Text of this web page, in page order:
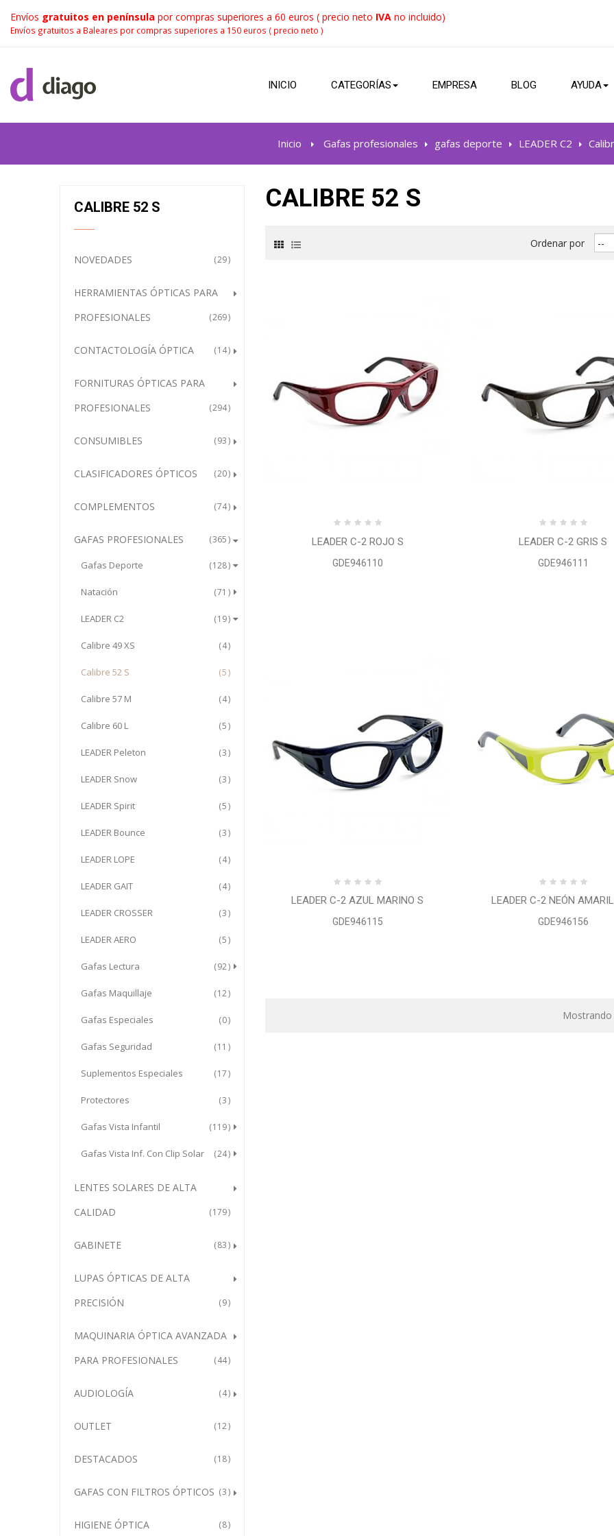
Envíos gratuitos en península por compras superiores a 60 euros ( precio neto IVA no incluido)
Envíos gratuitos a Baleares por compras superiores a 150 euros ( precio neto )
INICIO CATEGORÍAS EMPRESA BLOG AYUDA
Inicio > Gafas profesionales > gafas deporte > LEADER C2 >
CALIBRE 52 S
NOVEDADES 29
HERRAMIENTAS ÓPTICAS PARA
PROFESIONALES
269
CONTACTOLOGÍA ÓPTICA 14
FORNITURAS ÓPTICAS PARA
PROFESIONALES
294
CONSUMIBLES 93
CLASIFICADORES ÓPTICOS 20
COMPLEMENTOS 74
GAFAS PROFESIONALES 365
Gafas Deporte 128
Natación 71
LEADER C2 19
Calibre 49 XS 4
Calibre 52 S 5
Calibre 57 M 4
Calibre 60 L 5
LEADER Peleton 3
LEADER Snow 3
LEADER Spirit 5
LEADER Bounce 3
LEADER LOPE 4
LEADER GAIT 4
LEADER CROSSER 3
LEADER AERO 5
Gafas Lectura 92
Gafas Maquillaje 12
Gafas Especiales 0
Gafas Seguridad 11
Suplementos Especiales 17
Protectores 3
Gafas Vista Infantil 119
Gafas Vista Inf. Con Clip Solar 24
LENTES SOLARES DE ALTA
CALIDAD
179
GABINETE 83
LUPAS ÓPTICAS DE ALTA
PRECISIÓN
9
MAQUINARIA ÓPTICA AVANZADA
PARA PROFESIONALES
44
AUDIOLOGÍA 4
OUTLET 12
DESTACADOS 18
GAFAS CON FILTROS ÓPTICOS 3
HIGIENE ÓPTICA 8
CALIBRE 52 S
Ordenar por
LEADER C-2 ROJO S
GDE946110
LEADER C-2 GRIS S
GDE946111
LEADER C-2 AZUL MARINO S
GDE946115
LEADER C-2 NEÓN
GDE946156